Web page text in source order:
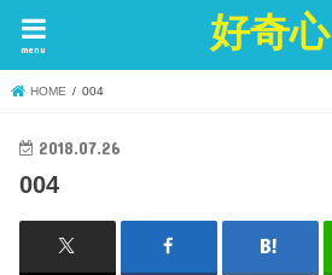
好奇心
menu
HOME 004
2018.07.26
004